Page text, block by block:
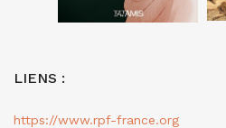
LIENS :
https://www.rpf-france.org